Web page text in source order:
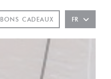
BONS CADEAUX FR